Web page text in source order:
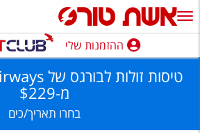
טיסות
זולות
לבורגס
אשת
ההזמנות שליההזמנות שלי
טיסות זולות לבורגס של Electra Airways
מ-
$229
בחרו תאריך/כים